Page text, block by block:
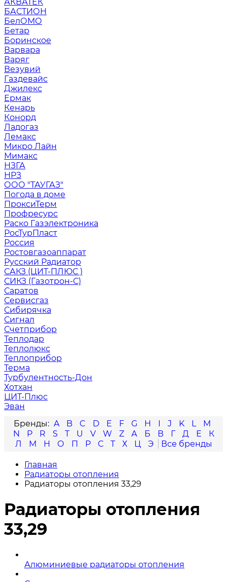
БАСТИОН
БелОМО
Бетар
Боринское
Варвара
Варяг
Везувий
Газдевайс
Джилекс
Ермак
Кенарь
Конорд
Ладогаз
Лемакс
Микро Лайн
Мимакс
НЗГА
НРЗ
ООО "ТАУГАЗ"
Погода в доме
ПроксиТерм
Профресурс
Раско Газэлектроника
РосТурПласт
Россия
Ростовгазоаппарат
Русский Радиатор
САКЗ (ЦИТ-ПЛЮС )
СИКЗ (Газотрон-С)
Саратов
Сервисгаз
Сибирячка
Сигнал
Счетприбор
Теплодар
Теплолюкс
Теплоприбор
Терма
Турбулентность-Дон
Хотхан
ЦИТ-Плюс
Эван
A
B C D E F G H I J K L
M
N
P R S T U V W Z А Б В Г Д Е
К
Л
М Н О П Р С Т Х Ц Э
Главная
Радиаторы отопления
Радиаторы отопления 33,29
Радиаторы отопления
33,29
Алюминиевые радиаторы отопления